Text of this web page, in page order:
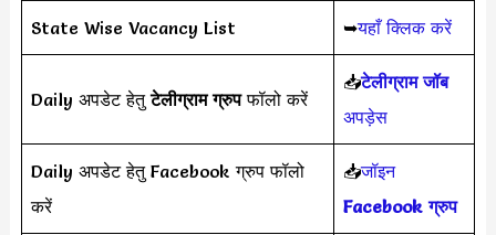
State Wise Vacancy List ➥यहाँ क्लिक करें
Daily अपडेट हेतुटेलीग्राम ग्रुपफॉलो करें
📥टेलीग्राम जॉब
अपड़ेस
Daily अपडेट हेतु Facebook ग्रुप फॉलो
करें
📥जॉइन
Facebook ग्रुप